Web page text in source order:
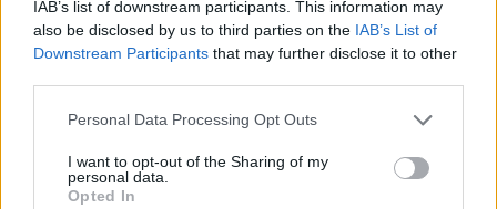
IAB’s list of downstream participants. This information may
also be disclosed by us to third parties on the IAB’s List of
Downstream Participants that may further disclose it to other
Please note that this website/app uses one or more Google
not limited to your visit or usage behaviour. You may click to
grant or deny consent to Google and its third-party tags to
Personal Data Processing Opt Outs
I want to opt-out of the Sharing of my
personal data.
Opted In
És minden szeretetből adott gesztus, bármilyen kicsinek
Oszd meg ezt a posztot: